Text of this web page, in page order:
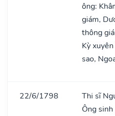
ông:
giám,
thông
Kỳ
sao,
22/6/1798
Thi sĩ
Ông